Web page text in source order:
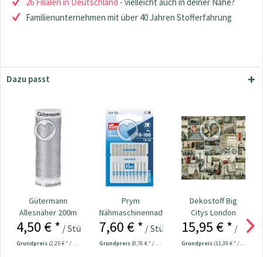
Familienunternehmen mit über 40 Jahren Stofferfahrung
Dazu passt
Gütermann
Allesnäher 200m
Fb. 493 -
mausgrau
4,50 € * / Stück
Grundpreis (2,25 € * / 100 Meter)
Prym
Nähmaschinennadeln
130/705
Universal...
7,60 € * / Stück
Grundpreis (0,76 € * / 1 Stück)
Dekostoff Big
Citys London
15,95 € * /
Grundpreis (11,39 € * / 1 m²)